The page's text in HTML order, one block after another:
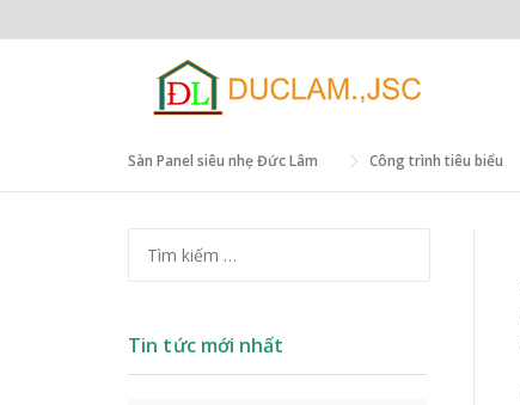
Sàn Panel siêu nhẹ Đức Lâm > Công trình tiêu biểu
Tìm kiếm cho:
Tin tức mới nhất